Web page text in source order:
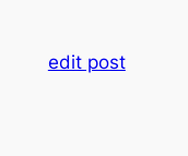
edit post